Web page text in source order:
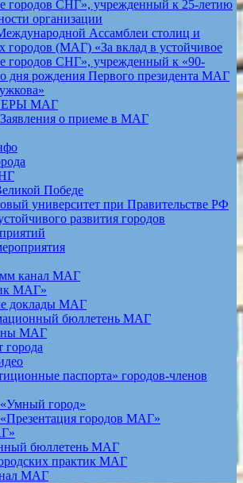
городов СНГ», учрежденный к 25-летию
организации
Ассамблеи столиц и
городов (МАГ) «За вклад в устойчивое
городов СНГ», учрежденный к «90-
дня рождения Первого президента МАГ
МАГ
о приеме в МАГ
Победе
университет при Правительстве РФ
развития городов
канал МАГ
МАГ»
доклады МАГ
бюллетень МАГ
МАГ
города
паспорта» городов-членов
город»
городов МАГ»
бюллетень МАГ
практик МАГ
МАГ